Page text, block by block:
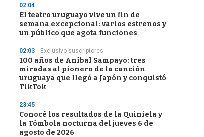
02:04
El teatro uruguayo vive un fin de
semana excepcional: varios estrenos y
un público que agota funciones
02:03 Exclusivo suscriptores
100 años de Aníbal Sampayo: tres
miradas al pionero de la canción
uruguaya que llegó a Japón y conquistó
TikTok
23:45
Conocé los resultados de la Quiniela y
la Tómbola nocturna del jueves 6 de
agosto de 2026